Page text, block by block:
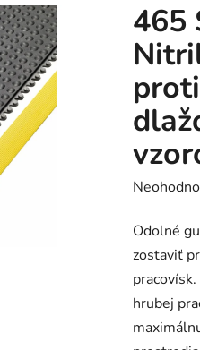
465
Priemerné
produktu
je
0,0
z
5
Odolné
zostaviť
hrubej